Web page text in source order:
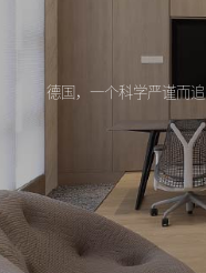
德国，一个科学严谨而